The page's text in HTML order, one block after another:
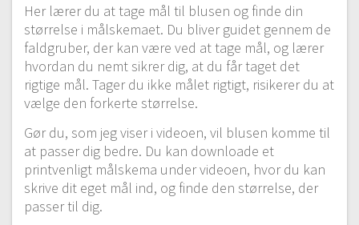
Her lærer du at tage mål til blusen og finde din
størrelse i målskemaet. Du bliver guidet gennem de
faldgruber, der kan være ved at tage mål, og lærer
hvordan du nemt sikrer dig, at du får taget det
rigtige mål. Tager du ikke målet rigtigt, risikerer du at
vælge den forkerte størrelse.
Gør du, som jeg viser i videoen, vil blusen komme til
at passer dig bedre. Du kan downloade et
printvenligt målskema under videoen, hvor du kan
skrive dit eget mål ind, og finde den størrelse, der
passer til dig.
Modul 1 – Introduktion
#1 Introduktion til materialer
Gratis video
7:31
#2 Sygrej
6:45
#3 Stofvalg